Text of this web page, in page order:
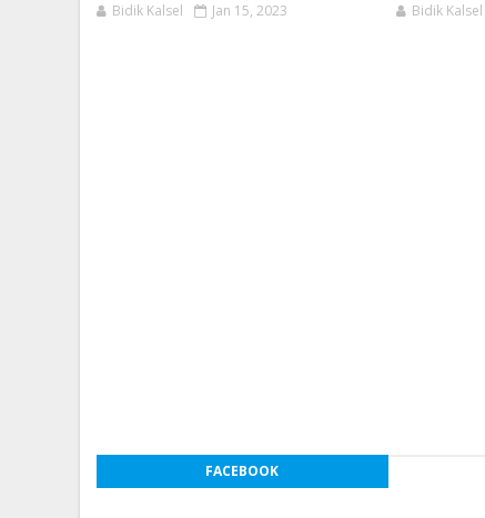
Bidik Kalsel Jan 15, 2023 Bidik Kalsel
FACEBOOK